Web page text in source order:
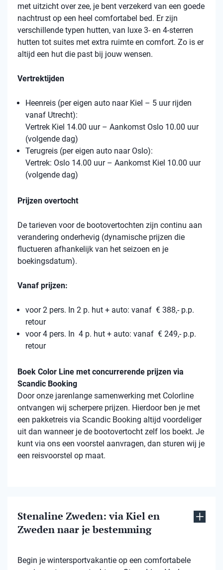
met uitzicht over zee, je bent verzekerd van een goede
nachtrust op een heel comfortabel bed. Er zijn
verschillende typen hutten, van luxe 3- en 4-sterren
hutten tot suites met extra ruimte en comfort. Zo is er
altijd een hut die past bij jouw wensen.
Vertrektijden
Heenreis (per eigen auto naar Kiel – 5 uur rijden
vanaf Utrecht):
Vertrek Kiel 14.00 uur – Aankomst Oslo 10.00 uur
(volgende dag)
Terugreis (per eigen auto naar Oslo):
Vertrek: Oslo 14.00 uur – Aankomst Kiel 10.00 uur
(volgende dag)
Prijzen overtocht
De tarieven voor de bootovertochten zijn continu aan
verandering onderhevig (dynamische prijzen die
fluctueren afhankelijk van het seizoen en je
boekingsdatum).
Vanaf prijzen:
voor 2 pers. In 2 p. hut + auto: vanaf € 388,- p.p.
retour
voor 4 pers. In 4 p. hut + auto: vanaf € 249,- p.p.
retour
Boek Color Line met concurrerende prijzen via
Scandic Booking
Door onze jarenlange samenwerking met Colorline
ontvangen wij scherpere prijzen. Hierdoor ben je met
een pakketreis via Scandic Booking altijd voordeliger
uit dan wanneer je de bootovertocht zelf los boekt. Je
kunt via ons een voorstel aanvragen, dan sturen wij je
een reisvoorstel op maat.
Stenaline Zweden: via Kiel en
Zweden naar je bestemming
Begin je wintersportvakantie op een comfortabele